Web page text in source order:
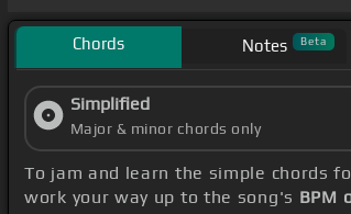
Chords Notes Beta
Simplified
Major & minor chords only
To jam and learn the simple chords
work your way up to the song's BPM